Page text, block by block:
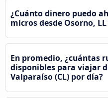
¿Cuánto dinero puedo
micros desde Osorno,
En promedio, ¿cuántas
disponibles para viajar
Valparaíso (CL) por día?